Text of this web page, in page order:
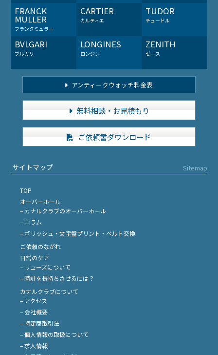
FRANCK
MULLER
フランクミュラー
CARTIER
カルティエ
TUDOR
チュードル
BVLGARI
ブルガリ
LONGINES
ロンジン
ZENITH
ゼニス
アンティークウォッチ料金表
無料相談・お見積もり
ご依頼書ダウンロード
サイトマップ Sitemap
TOP
オーバーホール
– カナルクラブのオーバーホール
– コラム
– ポリッシュ・文字盤プリント・ベルト交換
ご依頼のながれ
日常のケア
– リューズについて
– 時計を長持ちさせるには？
カナルクラブについて
– アクセス
– 会社概要
– 特定商取引法
– 個人情報の取扱について
– 求人情報